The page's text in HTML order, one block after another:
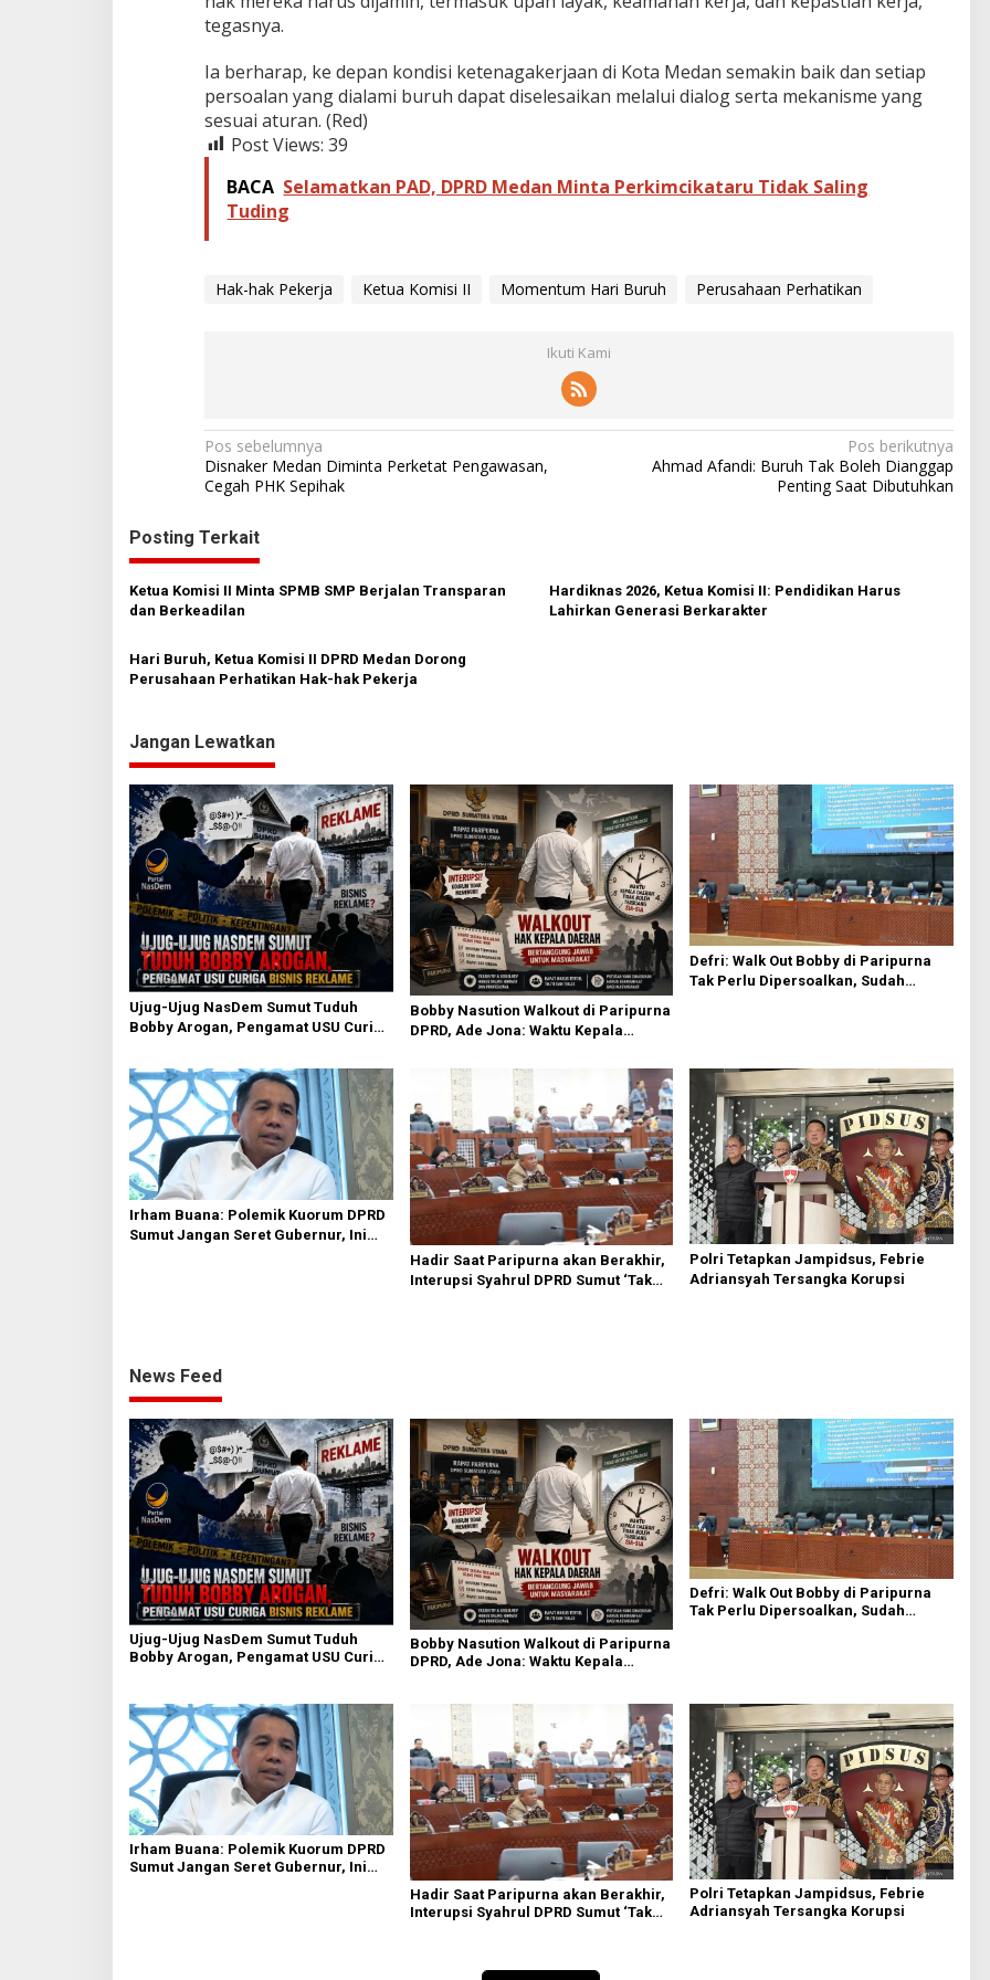
a
P
e
k
e
r
a
tegasnya.
Ia berharap, ke depan kondisi ketenagakerjaan di Kota Medan semakin baik dan setiap
persoalan yang dialami buruh dapat diselesaikan melalui dialog serta mekanisme yang
sesuai aturan.(Red)
Post Views: 39
BACA Selamatkan PAD, DPRD Medan Minta Perkimcikataru Tidak Saling
Tuding
Hak-hak Pekerja Ketua Komisi II Momentum Hari Buruh Perusahaan Perhatikan
Ikuti Kami
N
a
i
g
a
i
o
s
Pos sebelumnya
Disnaker Medan Diminta Perketat Pengawasan,
Cegah PHK Sepihak
Pos berikutnya
Ahmad Afandi: Buruh Tak Boleh Dianggap
Penting Saat Dibutuhkan
Posting Terkait
Ketua Komisi II Minta SPMB SMP Berjalan Transparan
dan Berkeadilan
Hardiknas 2026, Ketua Komisi II: Pendidikan Harus
Lahirkan Generasi Berkarakter
Hari Buruh, Ketua Komisi II DPRD Medan Dorong
Perusahaan Perhatikan Hak-hak Pekerja
Jangan Lewatkan
Ujug-Ujug NasDem Sumut Tuduh
Bobby Arogan, Pengamat USU Curiga
Bobby Nasution Walkout di Paripurna
DPRD, Ade Jona: Waktu Kepala
Defri: Walk Out Bobby di Paripurna
Tak Perlu Dipersoalkan, Sudah
Irham Buana: Polemik Kuorum DPRD
Sumut Jangan Seret Gubernur, Ini
Hadir Saat Paripurna akan Berakhir,
Interupsi Syahrul DPRD Sumut ‘Tak
Polri Tetapkan Jampidsus, Febrie
Adriansyah Tersangka Korupsi
News Feed
Ujug-Ujug NasDem Sumut Tuduh
Bobby Arogan, Pengamat USU Curiga
Bobby Nasution Walkout di Paripurna
DPRD, Ade Jona: Waktu Kepala
Defri: Walk Out Bobby di Paripurna
Tak Perlu Dipersoalkan, Sudah
Irham Buana: Polemik Kuorum DPRD
Sumut Jangan Seret Gubernur, Ini
Hadir Saat Paripurna akan Berakhir,
Interupsi Syahrul DPRD Sumut ‘Tak
Polri Tetapkan Jampidsus, Febrie
Adriansyah Tersangka Korupsi